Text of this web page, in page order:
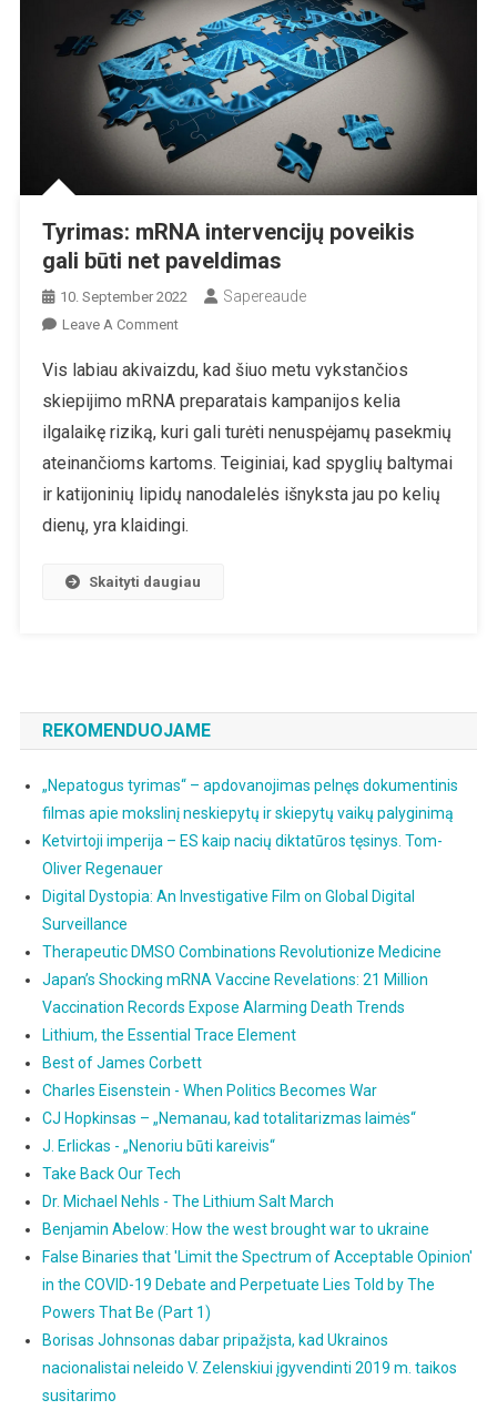
Tyrimas: mRNA intervencijų poveikis
gali būti net paveldimas
10. September 2022 Sapereaude
Leave A CommentOn
MRNA
Intervencijų
Poveikis
Net
Paveldimas
Vis labiau akivaizdu, kad šiuo metu vykstančios
skiepijimo mRNA preparatais kampanijos kelia
ilgalaikę riziką, kuri gali turėti nenuspėjamų pasekmių
ateinančioms kartoms. Teiginiai, kad spyglių baltymai
ir katijoninių lipidų nanodalelės išnyksta jau po kelių
dienų, yra klaidingi.
Skaityti daugiau
REKOMENDUOJAME
„Nepatogus tyrimas“ – apdovanojimas pelnęs dokumentinis
filmas apie mokslinį neskiepytų ir skiepytų vaikų palyginimą
Ketvirtoji imperija – ES kaip nacių diktatūros tęsinys. Tom-
Oliver Regenauer
Digital Dystopia: An Investigative Film on Global Digital
Surveillance
Therapeutic DMSO Combinations Revolutionize Medicine
Japan’s Shocking mRNA Vaccine Revelations: 21 Million
Vaccination Records Expose Alarming Death Trends
Lithium, the Essential Trace Element
Best of James Corbett
Charles Eisenstein - When Politics Becomes War
CJ Hopkinsas – „Nemanau, kad totalitarizmas laimės“
J. Erlickas - „Nenoriu būti kareivis“
Take Back Our Tech
Dr. Michael Nehls - The Lithium Salt March
Benjamin Abelow: How the west brought war to ukraine
False Binaries that 'Limit the Spectrum of Acceptable Opinion'
in the COVID-19 Debate and Perpetuate Lies Told by The
Powers That Be (Part 1)
Borisas Johnsonas dabar pripažįsta, kad Ukrainos
nacionalistai neleido V. Zelenskiui įgyvendinti 2019 m. taikos
susitarimo